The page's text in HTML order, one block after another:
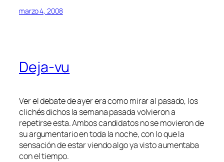
marzo 4, 2008
Deja-vu
Ver el debate de ayer era como mirar al pasado, los
clichés dichos la semana pasada volvieron a
repetirse esta. Ambos candidatos no se movieron de
su argumentario en toda la noche, con lo que la
sensación de estar viendo algo ya visto aumentaba
con el tiempo.